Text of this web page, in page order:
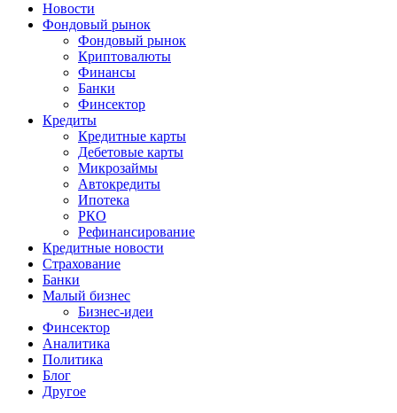
Новости
Фондовый рынок
Фондовый рынок
Криптовалюты
Финансы
Банки
Финсектор
Кредиты
Кредитные карты
Дебетовые карты
Микрозаймы
Автокредиты
Ипотека
РКО
Рефинансирование
Кредитные новости
Страхование
Банки
Малый бизнес
Бизнес-идеи
Финсектор
Аналитика
Политика
Блог
Другое